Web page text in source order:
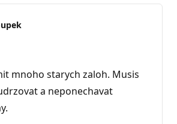
mnoho starych zaloh. Musis
a neponechavat